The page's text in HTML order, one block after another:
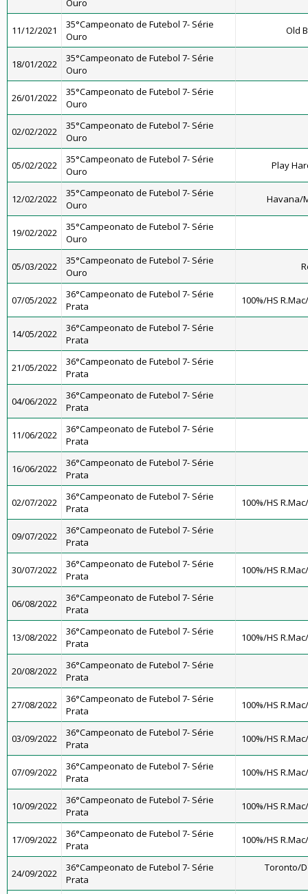
Ouro
11/12/2021
35°Campeonato de Futebol 7- Série
Ouro
Old
18/01/2022
35°Campeonato de Futebol 7- Série
Ouro
26/01/2022
35°Campeonato de Futebol 7- Série
Ouro
02/02/2022
35°Campeonato de Futebol 7- Série
Ouro
05/02/2022
35°Campeonato de Futebol 7- Série
Ouro
Play
12/02/2022
35°Campeonato de Futebol 7- Série
Ouro
Havana/
19/02/2022
35°Campeonato de Futebol 7- Série
Ouro
05/03/2022
35°Campeonato de Futebol 7- Série
Ouro
07/05/2022
36°Campeonato de Futebol 7- Série
Prata
100%/HS
14/05/2022
36°Campeonato de Futebol 7- Série
Prata
21/05/2022
36°Campeonato de Futebol 7- Série
Prata
04/06/2022
36°Campeonato de Futebol 7- Série
Prata
11/06/2022
36°Campeonato de Futebol 7- Série
Prata
16/06/2022
36°Campeonato de Futebol 7- Série
Prata
02/07/2022
36°Campeonato de Futebol 7- Série
Prata
100%/HS
09/07/2022
36°Campeonato de Futebol 7- Série
Prata
30/07/2022
36°Campeonato de Futebol 7- Série
Prata
100%/HS
06/08/2022
36°Campeonato de Futebol 7- Série
Prata
13/08/2022
36°Campeonato de Futebol 7- Série
Prata
100%/HS
20/08/2022
36°Campeonato de Futebol 7- Série
Prata
27/08/2022
36°Campeonato de Futebol 7- Série
Prata
100%/HS
03/09/2022
36°Campeonato de Futebol 7- Série
Prata
100%/HS
07/09/2022
36°Campeonato de Futebol 7- Série
Prata
100%/HS
10/09/2022
36°Campeonato de Futebol 7- Série
Prata
100%/HS
17/09/2022
36°Campeonato de Futebol 7- Série
Prata
100%/HS
24/09/2022
36°Campeonato de Futebol 7- Série
Prata
Toronto/